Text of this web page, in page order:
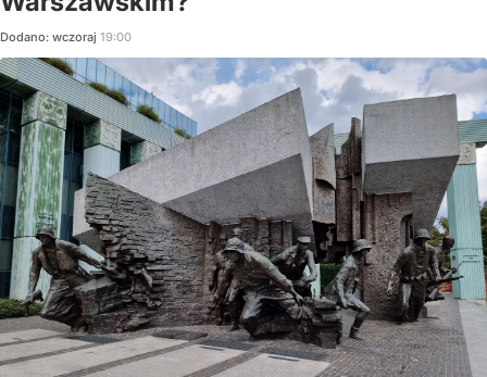
Dodano: wczoraj 19:00